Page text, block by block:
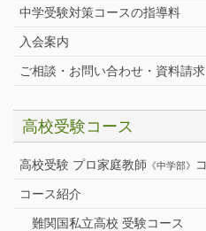
中学受験対策コースの指導料
入会案内
ご相談・お問い合わせ・資料請求
高校受験コース
高校受験 プロ家庭教師 《中学部》
コース紹介
難関国私立高校 受験コース